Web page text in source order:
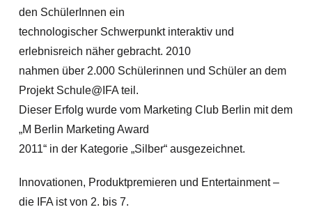
den SchülerInnen ein
technologischer Schwerpunkt interaktiv und
erlebnisreich näher gebracht. 2010
nahmen über 2.000 Schülerinnen und Schüler an dem
Projekt Schule@IFA teil.
Dieser Erfolg wurde vom Marketing Club Berlin mit dem
„M Berlin Marketing Award
2011“ in der Kategorie „Silber“ ausgezeichnet.
Innovationen, Produktpremieren und Entertainment –
die IFA ist von 2. bis 7.